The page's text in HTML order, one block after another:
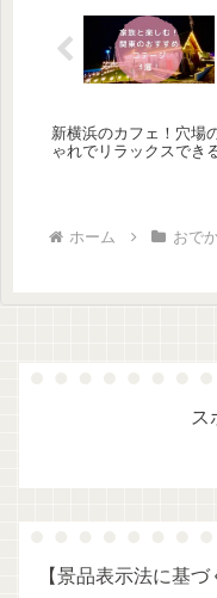
新横浜のカフェ！穴場
ゃれでリラックスでき
ホーム おで
ス
【景品表示法に基